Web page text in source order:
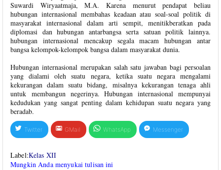
Suwardi Wiryaatmaja, M.A. Karena menurut pendapat beliau
hubungan internasional membahas keadaan atau soal-soal politik di
masyarakat internasional dalam arti sempit, menitikberatkan pada
diplomasi dan hubungan antarbangsa serta satuan politik lainnya.
hubungan internasional mencakup segala macam hubungan antar
bangsa kelompok-kelompok bangsa dalam masyarakat dunia.
Hubungan internasional merupakan salah satu jawaban bagi persoalan
yang dialami oleh suatu negara, ketika suatu negara mengalami
kekurangan dalam suatu bidang, misalnya kekurangan tenaga ahli
untuk membangun negerinya. Hubungan internasional mempunyai
kedudukan yang sangat penting dalam kehidupan suatu negara yang
beradab.
Twitter GMail WhatsApp Messenger
Label:Kelas XII
Mungkin Anda menyukai tulisan ini